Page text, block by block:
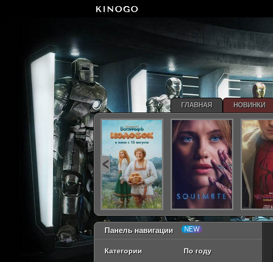
Панель навигации
Категории По году
ГЛАВНАЯ НОВИНКИ